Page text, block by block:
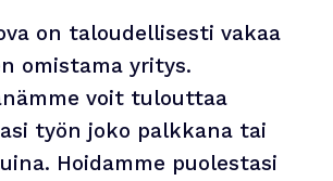
on taloudellisesti vakaa
omistama yritys.
voit tulouttaa
työn joko palkkana tai
Hoidamme puolestasi